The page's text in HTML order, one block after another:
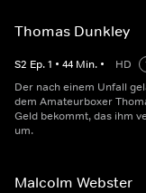
Thomas Dunkley
S2 Ep.1 • 44 Min. • HD
Der nach einem Unfall
dem Amateurboxer
Geld bekommt, das ihm
um.
Malcolm Webster